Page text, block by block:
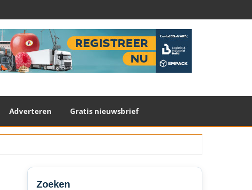
Adverteren Gratis nieuwsbrief
Secondary
Sidebar
Zoeken